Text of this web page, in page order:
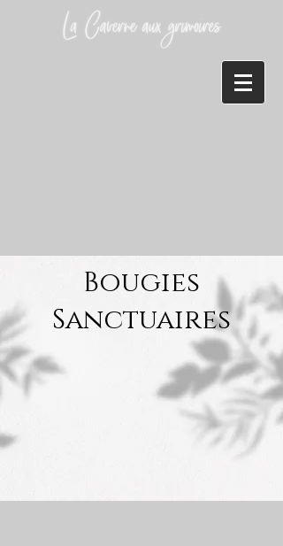
Bougies
Sanctuaires